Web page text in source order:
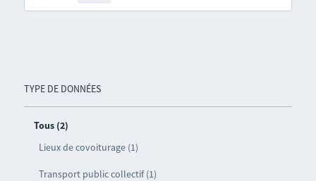
TYPE DE DONNÉES
Tous (2)
Lieux de covoiturage (1)
Transport public collectif (1)